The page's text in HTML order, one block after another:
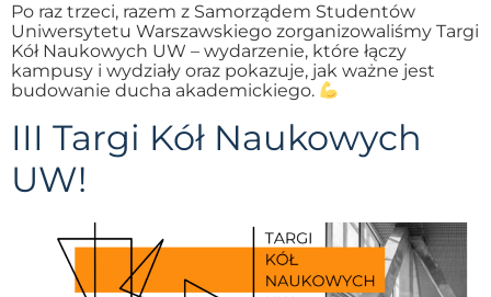
Po raz trzeci, razem z Samorządem Studentów
Uniwersytetu Warszawskiego zorganizowaliśmy Targi
Kół Naukowych UW – wydarzenie, które łączy
kampusy i wydziały oraz pokazuje, jak ważne jest
budowanie ducha akademickiego.
III Targi Kół Naukowych
UW!